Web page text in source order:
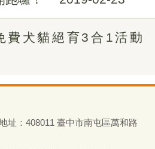
費犬貓絕育3合1活動
址：408011 臺中市南屯區萬和路